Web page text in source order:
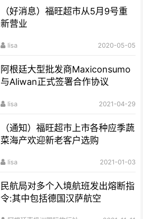
（好消息）福旺超市从5月9号重
新营业
lisa 2020-05-05
阿根廷大型批发商Maxiconsumo
与Aliwan正式签署合作协议
lisa 2021-04-29
（通知）福旺超市上市各种应季蔬
菜海产欢迎新老客户选购
lisa 2021-01-03
民航局对多个入境航班发出熔断指
令:其中包括德国汉萨航空